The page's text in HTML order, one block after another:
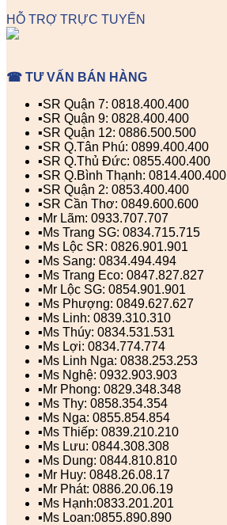
HỖ TRỢ TRỰC TUYẾN
☎ TƯ VẤN BÁN HÀNG
▪️SR Quận 7: 0818.400.400
▪️SR Quận 9: 0828.400.400
▪️SR Quận 12: 0886.500.500
▪️SR Q.Tân Phú: 0899.400.400
▪️SR Q.Thủ Đức: 0855.400.400
▪️SR Q.Bình Thạnh: 0814.400.400
▪️SR Quận 2: 0853.400.400
▪️SR Cần Thơ: 0849.600.600
▪️Mr Lãm: 0933.707.707
▪️Ms Trang SG: 0834.715.715
▪️Ms Lộc SR: 0826.901.901
▪️Ms Sang: 0834.494.494
▪️Ms Trang Eco: 0847.827.827
▪️Mr Lộc SG: 0854.901.901
▪️Ms Phượng: 0849.627.627
▪️Ms Linh: 0839.310.310
▪️Ms Thúy: 0834.531.531
▪️Ms Lợi: 0834.774.774
▪️Ms Linh Nga: 0838.253.253
▪️Ms Nghệ: 0932.903.903
▪️Mr Phong: 0829.348.348
▪️Ms Thy: 0858.354.354
▪️Ms Nga: 0855.854.854
▪️Ms Thiếp: 0839.210.210
▪️Ms Lưu: 0844.308.308
▪️Ms Dung: 0844.810.810
▪️Mr Huy: 0848.26.08.17
▪️Mr Phát: 0886.20.06.19
▪️Ms Hạnh:0833.201.201
▪️Ms Loan:0855.890.890